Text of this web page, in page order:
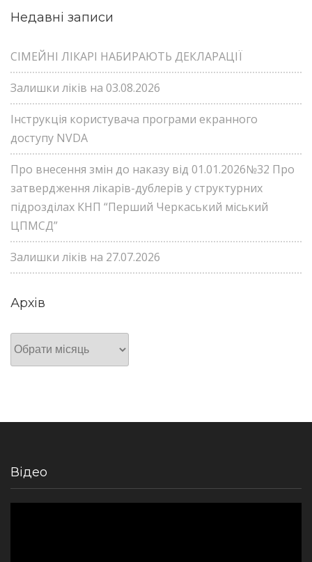
Недавні записи
СІМЕЙНІ ЛІКАРІ НАБИРАЮТЬ ДЕКЛАРАЦІЇ
Залишки ліків на 03.08.2026
Інструкція користувача програми екранного
доступу NVDA
Про внесення змін до наказу від 01.01.2026№32 Про
затвердження лікарів-дублерів у структурних
підрозділах КНП “Перший Черкаський міський
ЦПМСД”
Залишки ліків на 27.07.2026
Архів
Архів
Відео